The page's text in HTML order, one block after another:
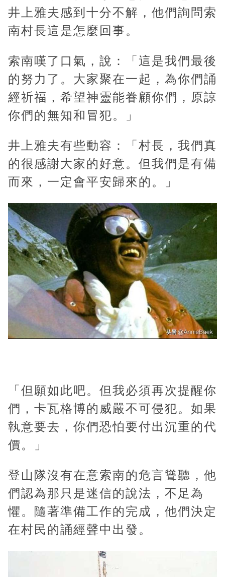
井上雅夫感到十分不解，他們詢問索
南村長這是怎麼回事。
索南嘆了口氣，說：「這是我們最後
的努力了。大家聚在一起，為你們誦
經祈福，希望神靈能眷顧你們，原諒
你們的無知和冒犯。」
井上雅夫有些動容：「村長，我們真
的很感謝大家的好意。但我們是有備
而來，一定會平安歸來的。」
「但願如此吧。但我必須再次提醒你
們，卡瓦格博的威嚴不可侵犯。如果
執意要去，你們恐怕要付出沉重的代
價。」
登山隊沒有在意索南的危言聳聽，他
們認為那只是迷信的說法，不足為
懼。隨著準備工作的完成，他們決定
在村民的誦經聲中出發。